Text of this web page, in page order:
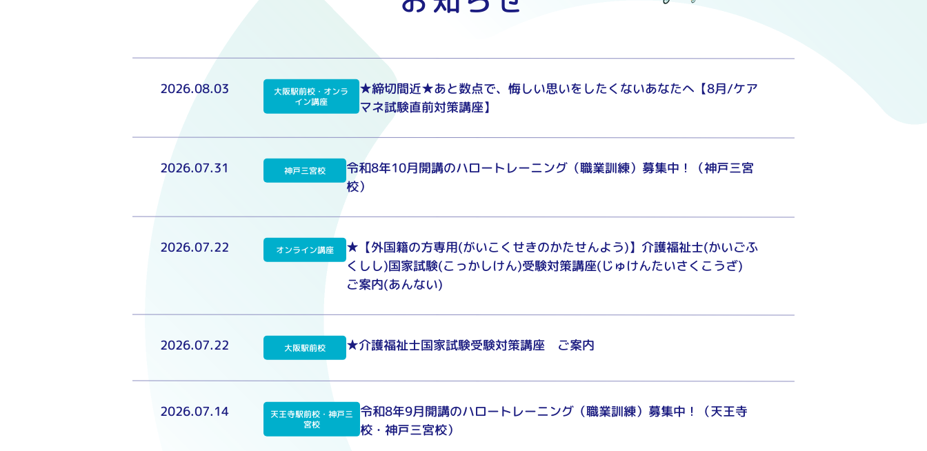
2026.08.03 大阪駅前校・オンラ
イン講座
★締切間近★あと数点で、悔しい思いをしたくないあなたへ【8月/ケア
マネ試験直前対策講座】
2026.07.31 神戸三宮校 令和8年10月開講のハロートレーニング（職業訓練）募集中！（神戸三宮
校）
2026.07.22 オンライン講座 ★【外国籍の方専用(がいこくせきのかたせんよう)】介護福祉士(かいごふ
くしし)国家試験(こっかしけん)受験対策講座(じゅけんたいさくこうざ)
ご案内(あんない)
2026.07.22 大阪駅前校 ★介護福祉士国家試験受験対策講座 ご案内
2026.07.14 天王寺駅前校・神戸三
宮校
令和8年9月開講のハロートレーニング（職業訓練）募集中！（天王寺
校・神戸三宮校）